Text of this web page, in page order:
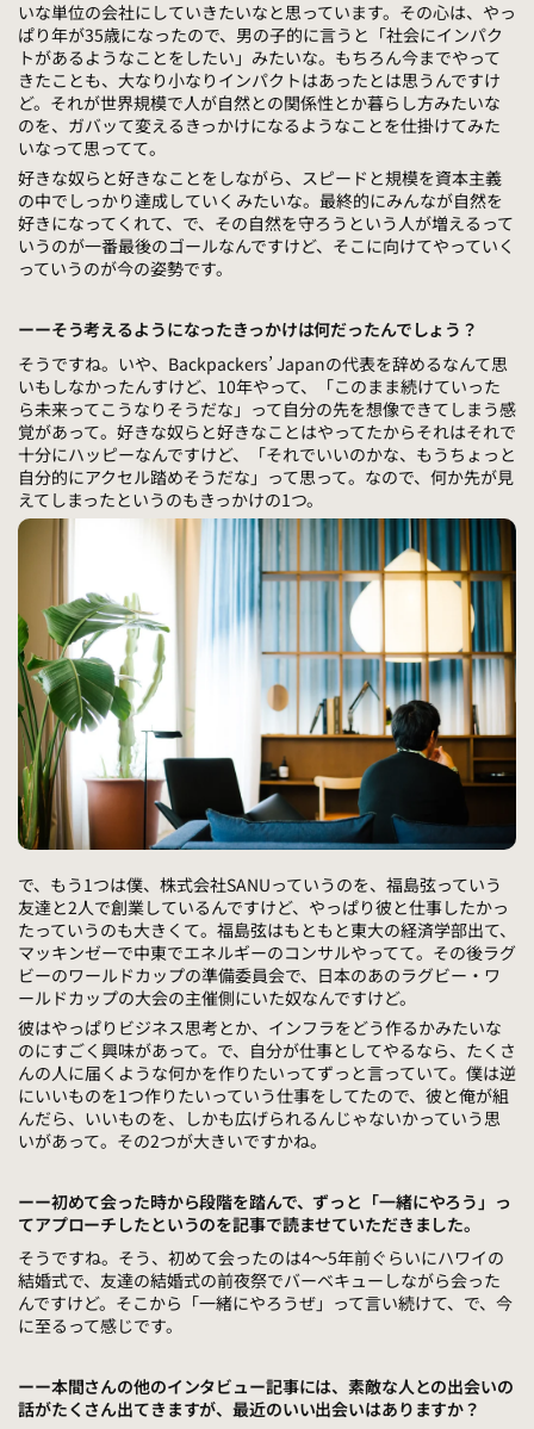
いな単位の会社にしていきたいなと思っています。その心は、やっ
ぱり年が35歳になったので、男の子的に言うと「社会にインパク
トがあるようなことをしたい」みたいな。もちろん今までやって
きたことも、大なり小なりインパクトはあったとは思うんですけ
ど。それが世界規模で人が自然との関係性とか暮らし方みたいな
のを、ガバッて変えるきっかけになるようなことを仕掛けてみた
いなって思ってて。
好きな奴らと好きなことをしながら、スピードと規模を資本主義
の中でしっかり達成していくみたいな。最終的にみんなが自然を
好きになってくれて、で、その自然を守ろうという人が増えるって
いうのが一番最後のゴールなんですけど、そこに向けてやっていく
っていうのが今の姿勢です。
ーーそう考えるようになったきっかけは何だったんでしょう？
そうですね。いや、Backpackers’ Japanの代表を辞めるなんて思
いもしなかったんすけど、10年やって、「このまま続けていった
ら未来ってこうなりそうだな」って自分の先を想像できてしまう感
覚があって。好きな奴らと好きなことはやってたからそれはそれで
十分にハッピーなんですけど、「それでいいのかな、もうちょっと
自分的にアクセル踏めそうだな」って思って。なので、何か先が見
えてしまったというのもきっかけの1つ。
で、もう1つは僕、株式会社SANUっていうのを、福島弦っていう
友達と2人で創業しているんですけど、やっぱり彼と仕事したかっ
たっていうのも大きくて。福島弦はもともと東大の経済学部出て、
マッキンゼーで中東でエネルギーのコンサルやってて。その後ラグ
ビーのワールドカップの準備委員会で、日本のあのラグビー・ワ
ールドカップの大会の主催側にいた奴なんですけど。
彼はやっぱりビジネス思考とか、インフラをどう作るかみたいな
のにすごく興味があって。で、自分が仕事としてやるなら、たくさ
んの人に届くような何かを作りたいってずっと言っていて。僕は逆
にいいものを1つ作りたいっていう仕事をしてたので、彼と俺が組
んだら、いいものを、しかも広げられるんじゃないかっていう思
いがあって。その2つが大きいですかね。
ーー初めて会った時から段階を踏んで、ずっと「一緒にやろう」っ
てアプローチしたというのを記事で読ませていただきました。
そうですね。そう、初めて会ったのは4～5年前ぐらいにハワイの
結婚式で、友達の結婚式の前夜祭でバーベキューしながら会った
んですけど。そこから「一緒にやろうぜ」って言い続けて、で、今
に至るって感じです。
ーー本間さんの他のインタビュー記事には、素敵な人との出会いの
話がたくさん出てきますが、最近のいい出会いはありますか？